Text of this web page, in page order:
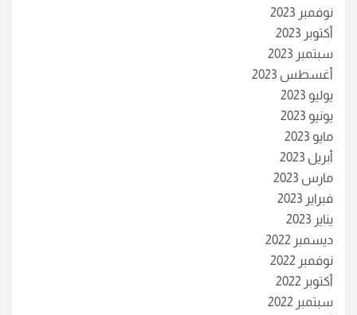
نوفمبر 2023
أكتوبر 2023
سبتمبر 2023
أغسطس 2023
يوليو 2023
يونيو 2023
مايو 2023
أبريل 2023
مارس 2023
فبراير 2023
يناير 2023
ديسمبر 2022
نوفمبر 2022
أكتوبر 2022
سبتمبر 2022